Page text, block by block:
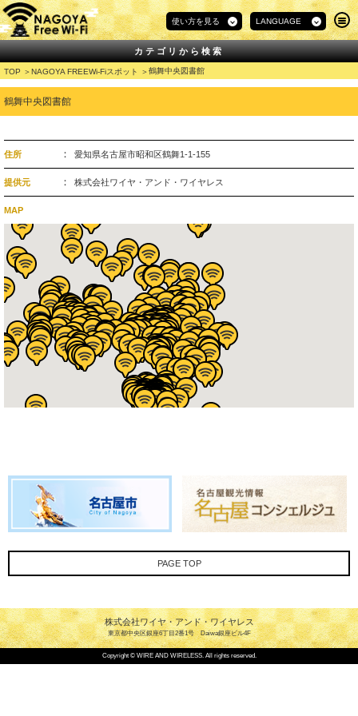
使い方を見る LANGUAGE
カテゴリから検索
TOP NAGOYA FREEWi-Fiスポット 鶴舞中央図書館
鶴舞中央図書館
住所 愛知県名古屋市昭和区鶴舞1-1-155
提供元 株式会社ワイヤ・アンド・ワイヤレス
MAP
PAGE TOP
株式会社ワイヤ・アンド・ワイヤレス
東京都中央区銀座6丁目2番1号 Daiwa銀座ビル4F
Copyright © WIRE AND WIRELESS. All rights reserved.